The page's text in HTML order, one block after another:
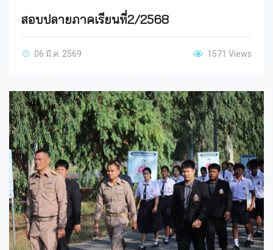
สอบปลายภาคเรียนที่2/2568
06 มี.ค. 2569 1571 Views